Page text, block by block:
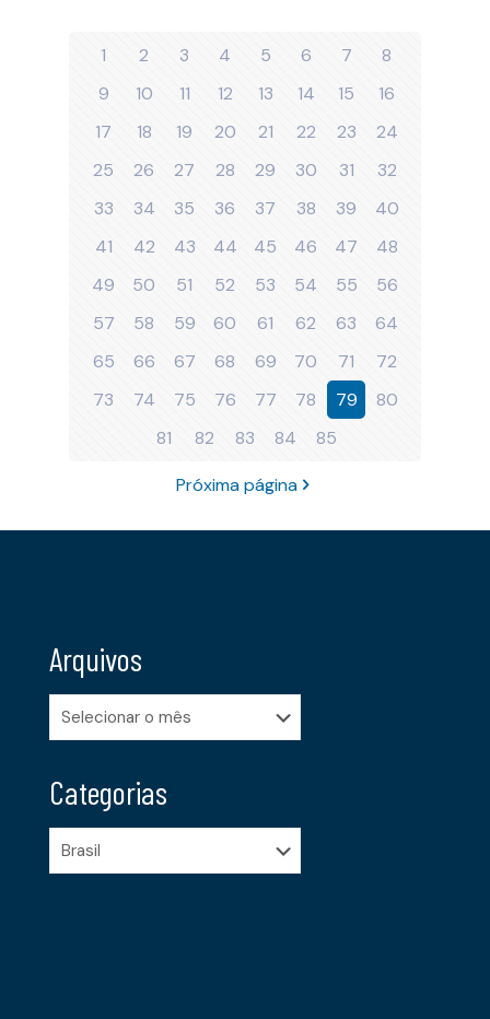
1 2 3 4 5 6 7
8
9
10 11 12 13 14 15
16
17
18 19 20 21 22 23
24
25
26 27 28 29 30 31
32
33
34 35 36 37 38 39
40
41
42 43 44 45 46 47
48
49
50 51 52 53 54 55
56
57
58 59 60 61 62 63
64
65
66 67 68 69 70 71
72
73
74 75 76 77 78 79
80
81
82 83 84 85
Próxima página
Arquivos
Arquivos
Categorias
Categorias